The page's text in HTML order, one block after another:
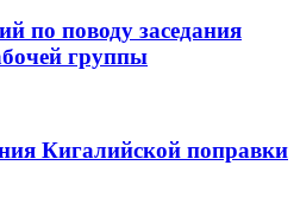
по поводу заседания
группы
Кигалийской поправки